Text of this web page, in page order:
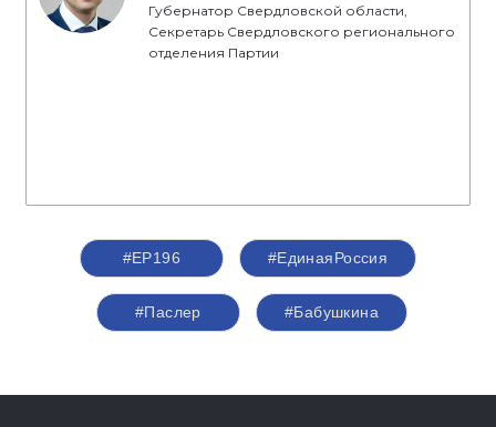
Губернатор Свердловской области,
Секретарь Свердловского регионального
отделения Партии
#ЕР196 #ЕдинаяРоссия
#Паслер #Бабушкина